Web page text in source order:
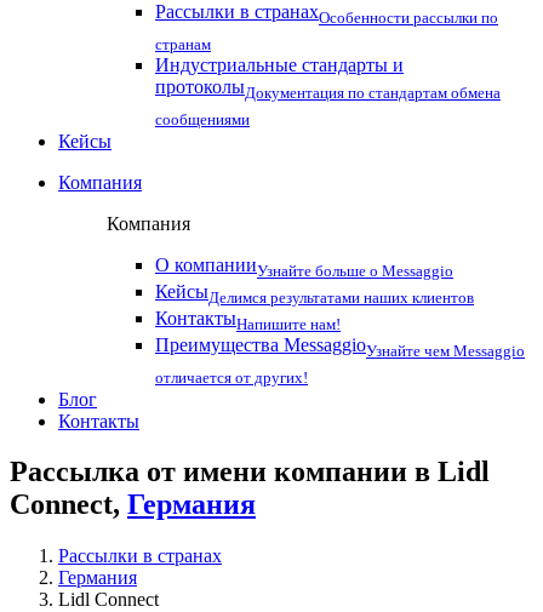
Рассылки в странахОсобенности рассылки по
странам
Индустриальные стандарты и
протоколыДокументация по стандартам обмена
сообщениями
Кейсы
Компания
Компания
О компанииУзнайте больше о Messaggio
КейсыДелимся результатами наших клиентов
КонтактыНапишите нам!
Преимущества MessaggioУзнайте чем Messaggio
отличается от других!
Блог
Контакты
Рассылка от имени компании в Lidl
Connect, Германия
Рассылки в странах
Германия
Lidl Connect